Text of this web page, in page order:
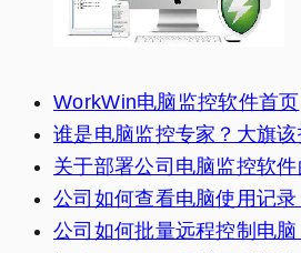
WorkWin电脑监控软件首页
谁是电脑监控专家？大旗
关于部署公司电脑监控软件
公司如何查看电脑使用记录
公司如何批量远程控制电脑